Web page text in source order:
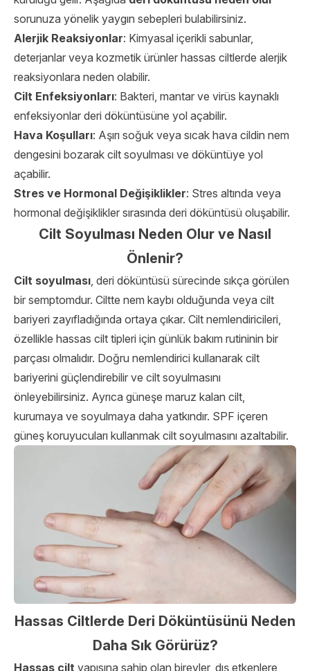
sorunuza yönelik yaygın sebepleri bulabilirsiniz.
Alerjik Reaksiyonlar: Kimyasal içerikli sabunlar,
deterjanlar veya kozmetik ürünler hassas ciltlerde alerjik
reaksiyonlara neden olabilir.
Cilt Enfeksiyonları: Bakteri, mantar ve virüs kaynaklı
enfeksiyonlar deri döküntüsüne yol açabilir.
Hava Koşulları: Aşırı soğuk veya sıcak hava cildin nem
dengesini bozarak cilt soyulması ve döküntüye yol
açabilir.
Stres ve Hormonal Değişiklikler: Stres altında veya
hormonal değişiklikler sırasında deri döküntüsü oluşabilir.
Cilt Soyulması Neden Olur ve Nasıl
Önlenir?
Cilt soyulması, deri döküntüsü sürecinde sıkça görülen
bir semptomdur. Ciltte nem kaybı olduğunda veya cilt
bariyeri zayıfladığında ortaya çıkar. Cilt nemlendiricileri,
özellikle hassas cilt tipleri için günlük bakım rutininin bir
parçası olmalıdır. Doğru nemlendirici kullanarak cilt
bariyerini güçlendirebilir ve cilt soyulmasını
önleyebilirsiniz. Ayrıca güneşe maruz kalan cilt,
kurumaya ve soyulmaya daha yatkındır. SPF içeren
güneş koruyucuları kullanmak cilt soyulmasını azaltabilir.
Hassas Ciltlerde Deri Döküntüsünü Neden
Daha Sık Görürüz?
Hassas cilt yapısına sahip olan bireyler, dış etkenlere